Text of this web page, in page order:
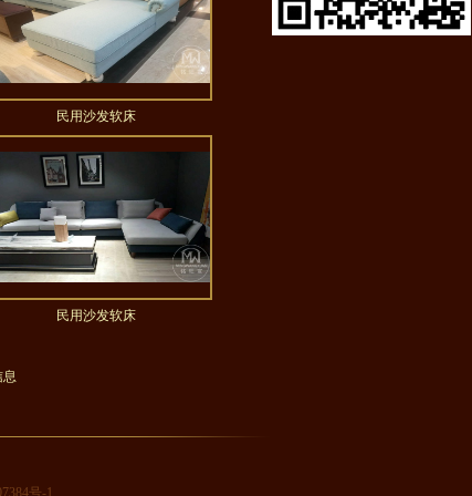
民用沙发软床
民用沙发软床
息
号-1